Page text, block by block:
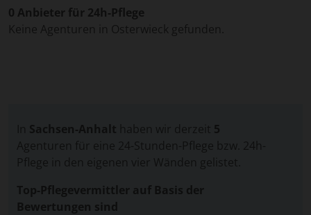
0 Anbieter für 24h-Pflege
Keine Agenturen in Osterwieck gefunden.
Sachsen-Anhalt haben wir derzeit 5
Agenturen für eine 24-Stunden-Pflege bzw. 24h-
Pflege in den eigenen vier Wänden gelistet.
Top-Pflegevermittler auf Basis der
Bewertungen sind